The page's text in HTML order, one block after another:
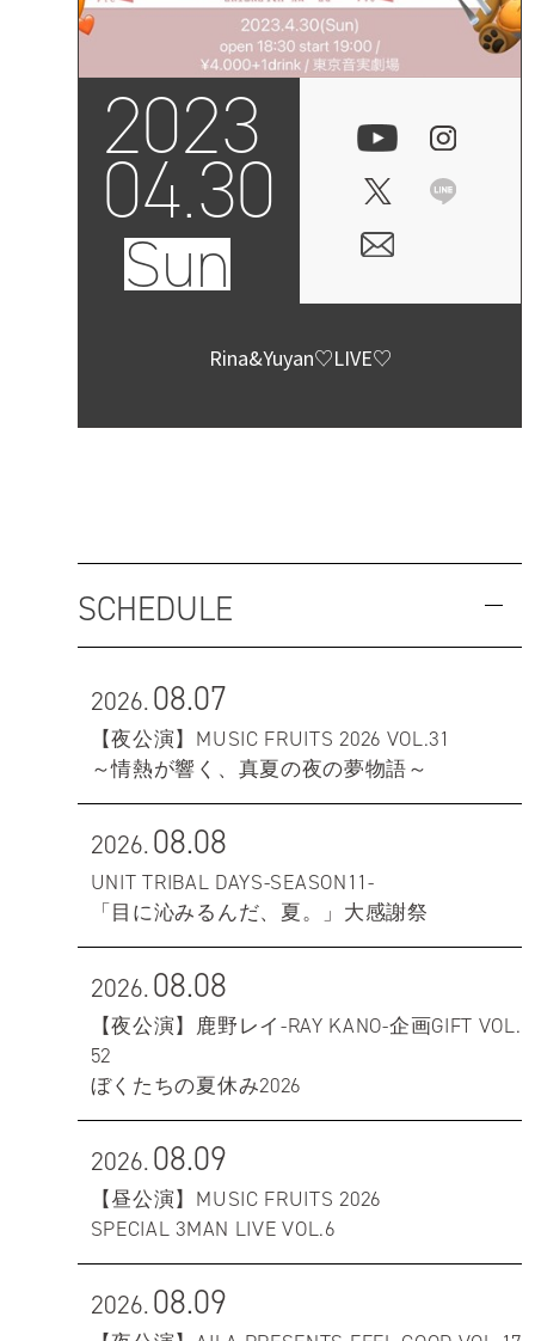
2023
04.30
Sun
Rina&Yuyan♡LIVE♡
SCHEDULE
2026.08.07
【夜公演】MUSIC FRUITS 2026 VOL.31
～情熱が響く、真夏の夜の夢物語～
2026.08.08
UNIT TRIBAL DAYS-SEASON11-
「目に沁みるんだ、夏。」大感謝祭
2026.08.08
【夜公演】鹿野レイ-RAY KANO-企画GIFT VOL.
52
ぼくたちの夏休み2026
2026.08.09
【昼公演】MUSIC FRUITS 2026
SPECIAL 3MAN LIVE VOL.6
2026.08.09